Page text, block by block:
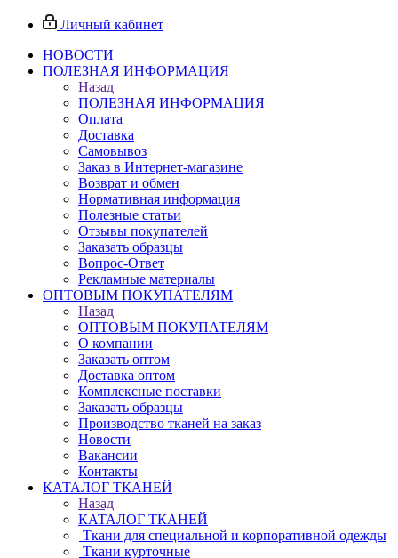
Личный кабинет
НОВОСТИ
ПОЛЕЗНАЯ ИНФОРМАЦИЯ
Назад
ПОЛЕЗНАЯ ИНФОРМАЦИЯ
Оплата
Доставка
Самовывоз
Заказ в Интернет-магазине
Возврат и обмен
Нормативная информация
Полезные статьи
Отзывы покупателей
Заказать образцы
Вопрос-Ответ
Рекламные материалы
ОПТОВЫМ ПОКУПАТЕЛЯМ
Назад
ОПТОВЫМ ПОКУПАТЕЛЯМ
О компании
Заказать оптом
Доставка оптом
Комплексные поставки
Заказать образцы
Производство тканей на заказ
Новости
Вакансии
Контакты
КАТАЛОГ ТКАНЕЙ
Назад
КАТАЛОГ ТКАНЕЙ
Ткани для специальной и корпоративной одежды
Ткани курточные